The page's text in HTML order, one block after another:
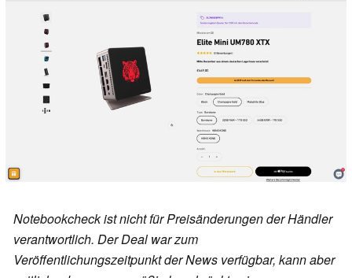
Notebookcheck ist nicht für Preisänderungen der Händler
verantwortlich. Der Deal war zum
Veröffentlichungszeitpunkt der News verfügbar, kann aber